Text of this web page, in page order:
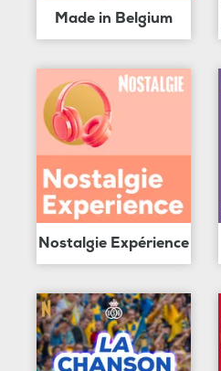
Made in Belgium
Nostalgie Expérience